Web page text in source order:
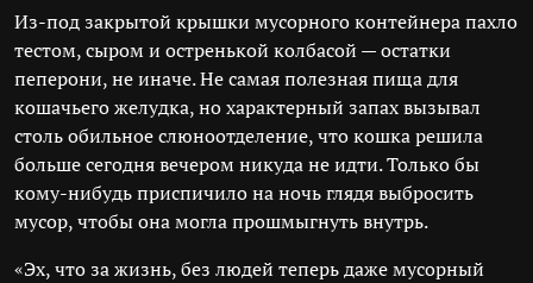
Из-под закрытой крышки мусорного контейнера пахло
тестом, сыром и остренькой колбасой — остатки
пеперони, не иначе. Не самая полезная пища для
кошачьего желудка, но характерный запах вызывал
столь обильное слюноотделение, что кошка решила
больше сегодня вечером никуда не идти. Только бы
кому-нибудь приспичило на ночь глядя выбросить
мусор, чтобы она могла прошмыгнуть внутрь.
«Эх, что за жизнь, без людей теперь даже мусорный